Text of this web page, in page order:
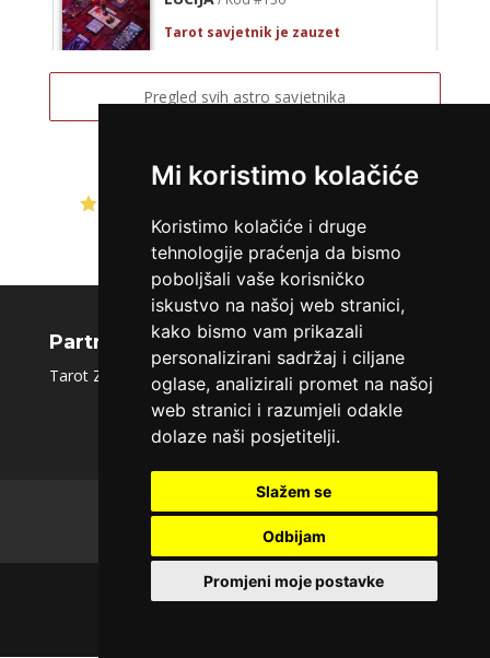
Mi koristimo kolačiće
Koristimo kolačiće i druge
tehnologije praćenja da bismo
poboljšali vaše korisničko
iskustvo na našoj web stranici,
kako bismo vam prikazali
personalizirani sadržaj i ciljane
oglase, analizirali promet na našoj
web stranici i razumjeli odakle
dolaze naši posjetitelji.
Slažem se
Odbijam
Promjeni moje postavke
Tarot savjetnik je zauzet
Broj tel: 064/600-600
STOJA/ Kod 31
Tarot savjetnik je slobodan
kristalna kugla, tarot, vidovitost, visak
Broj tel: 064/600-600
tel:0,93€ - mob:1,12€ min
/ Kod 02
Tarot savjetnik je slobodan
visak, tarot, vidovitost, ljubavna predviđanja
Broj tel: 064/600-600
tel:0,93€ - mob:1,12€ min
Pregled svih astro savjetnika
Partnerski portali
Tarot Zlatna Zora|Sms tarot|Moj Tarot|Tarot.hr
O nama
Polica privatnosti
Kontakt